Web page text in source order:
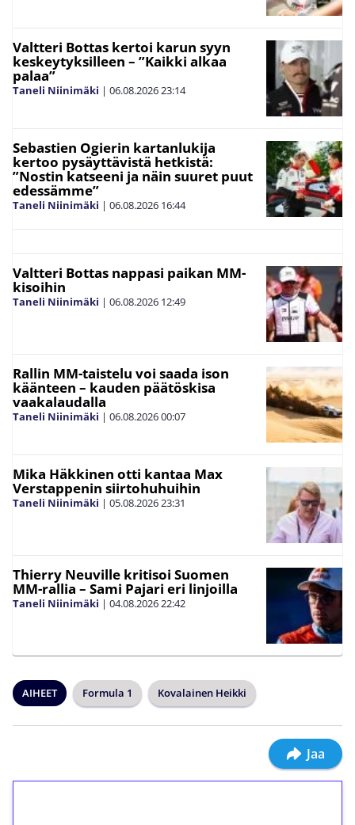
Valtteri Bottas kertoi karun syyn
keskeytyksilleen – ”Kaikki alkaa
palaa”
Taneli Niinimäki | 06.08.202623:14
Sebastien Ogierin kartanlukija
kertoo pysäyttävistä hetkistä:
”Nostin katseeni ja näin suuret puut
edessämme”
Taneli Niinimäki | 06.08.2026 16:44
Valtteri Bottas nappasi paikan MM-
kisoihin
Taneli Niinimäki | 06.08.2026 12:49
Rallin MM-taistelu voi saada ison
käänteen – kauden päätöskisa
vaakalaudalla
Taneli Niinimäki | 06.08.202600:07
Mika Häkkinen otti kantaa Max
Verstappenin siirtohuhuihin
Taneli Niinimäki | 05.08.202623:31
Thierry Neuville kritisoi Suomen
MM-rallia – Sami Pajari eri linjoilla
Taneli Niinimäki | 04.08.202622:42
AIHEET Formula 1 Kovalainen Heikki
Jaa